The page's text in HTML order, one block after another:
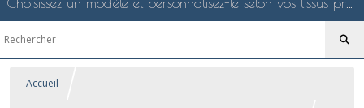
Choisissez un modèle et personnalisez-le selon vos tissus préférés de mes collections en ligne, je le confectionnerai selon vos souhaits
Accueil